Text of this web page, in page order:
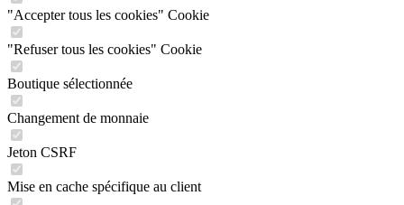
"Accepter tous les cookies" Cookie
"Refuser tous les cookies" Cookie
Boutique sélectionnée
Changement de monnaie
Jeton CSRF
Mise en cache spécifique au client